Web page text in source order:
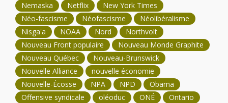
Nemaska
Netflix
New York Times
Néo-fascisme
Néofascisme
Néolibéralisme
Nisga'a
NOAA Nord
Northvolt
Nouveau Front populaire
Nouveau Monde Graphite
Nouveau Québec
Nouveau-Brunswick
Nouvelle Alliance
nouvelle économie
Nouvelle-Écosse
NPA NPD
Obama
Offensive syndicale
oléoduc ONÉ
Ontario